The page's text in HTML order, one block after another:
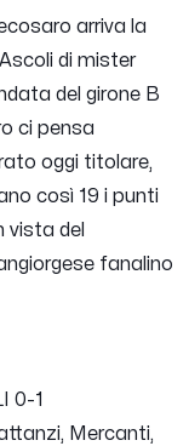
arriva la
di mister
del girone B
ci pensa
oggi titolare,
così 19 i punti
vista del
fanalino
0-1
Mercanti,